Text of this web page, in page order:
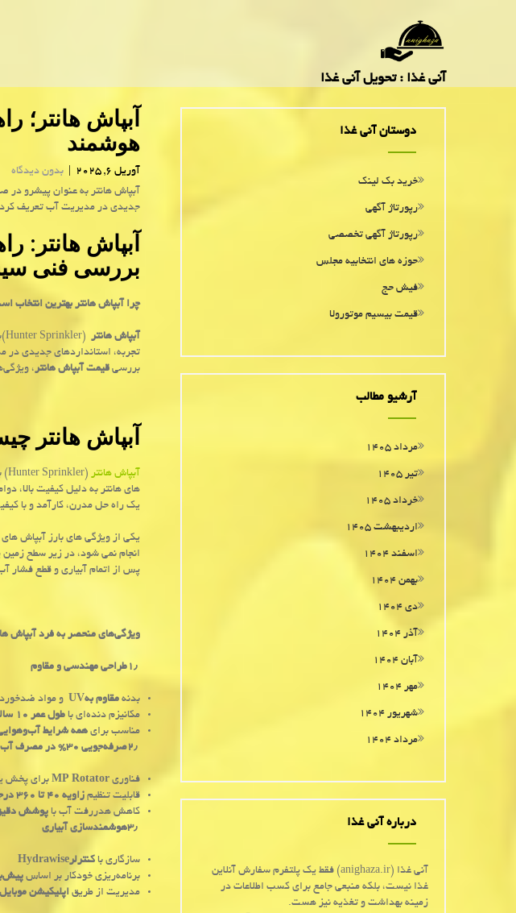
آنی غذا : تحویل آنی غذا
آبپاش
هوشمند
آوریل 6, 2025
بدون دیدگاه
جدیدی در مدیریت آب تعریف
آبپاش هانتر:
بررسی فنی
چرا آبپاش هانتر بهترین انتخاب
آبپاش هانتر (Hunter Sprinkler)
تجربه، استانداردهای جدیدی در
بررسی قیمت آبپاش هانتر،
آبپاش هانتر
آبپاش هانتر (
Hunter Sprinkler
)
های هانتر به دلیل کیفیت بالا،
یک راه حل مدرن، کارآمد و با
یکی از ویژگی های بارز آبپاش
انجام نمی شود، در زیر سطح
پس از اتمام آبیاری و قطع فشار
ویژگی‌های منحصر به فرد آبپاش
طراحی مهندسی و مقاوم
بدنه مقاوم بهUV و مواد
مکانیزم دنده‌ای با طول عمر ۱۰ ساله
مناسب برای همه شرایط
صرفه‌جویی ۳۰% در مصرف آب
فناوری MP Rotator برای پخش
قابلیت تنظیم زاویه ۴۰ تا ۳۶۰ درجه
کاهش هدررفت آب با پوشش
هوشمندسازی آبیاری
سازگاری با کنترلرHydrawise
برنامه‌ریزی خودکار بر اساس
مدیریت از طریق اپلیکیشن موبایل
دوستان آنی غذا
خرید بک لینک
رپورتاژ آگهی
رپورتاژ آگهی تخصصی
حوزه های انتخابیه مجلس
فیش حج
قیمت بیسیم موتورولا
آرشیو مطالب
مرداد ۱۴۰۵
تیر ۱۴۰۵
خرداد ۱۴۰۵
اردیبهشت ۱۴۰۵
اسفند ۱۴۰۴
بهمن ۱۴۰۴
دی ۱۴۰۴
آذر ۱۴۰۴
آبان ۱۴۰۴
مهر ۱۴۰۴
شهریور ۱۴۰۴
مرداد ۱۴۰۴
درباره آنی غذا
آنی غذا (anighaza.ir) فقط یک پلتفرم سفارش آنلاین
غذا نیست، بلکه منبعی جامع برای کسب اطلاعات در
زمینه بهداشت و تغذیه نیز هست.